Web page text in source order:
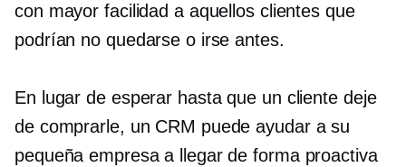
con mayor facilidad a aquellos clientes que
podrían no quedarse o irse antes.
En lugar de esperar hasta que un cliente deje
de comprarle, un CRM puede ayudar a su
pequeña empresa a llegar de forma proactiva